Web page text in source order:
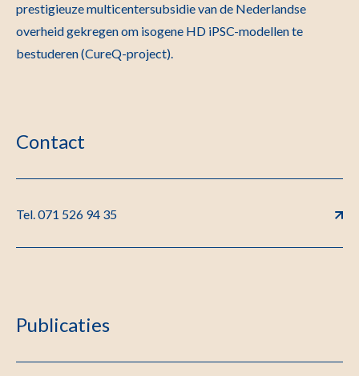
prestigieuze multicentersubsidie van de Nederlandse
overheid gekregen om isogene HD iPSC-modellen te
bestuderen (CureQ-project).
Contact
Tel. 071 526 94 35
Publicaties